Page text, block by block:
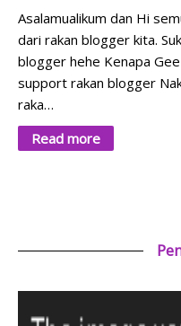
Asalamualikum dan Hi
dari rakan blogger kita.
blogger hehe Kenapa
support rakan blogger
raka…
Read more